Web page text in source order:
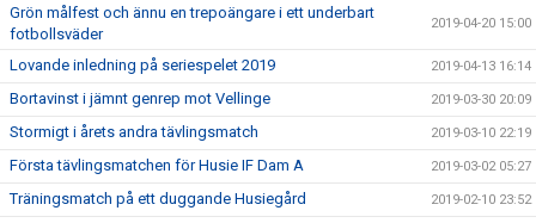
Grön målfest och ännu en trepoängare i ett underbart
fotbollsväder
2019-04-20 15:00
Lovande inledning på seriespelet 2019 2019-04-13 16:14
Bortavinst i jämnt genrep mot Vellinge 2019-03-30 20:09
Stormigt i årets andra tävlingsmatch 2019-03-10 22:19
Första tävlingsmatchen för Husie IF Dam A 2019-03-02 05:27
Träningsmatch på ett duggande Husiegård 2019-02-10 23:52